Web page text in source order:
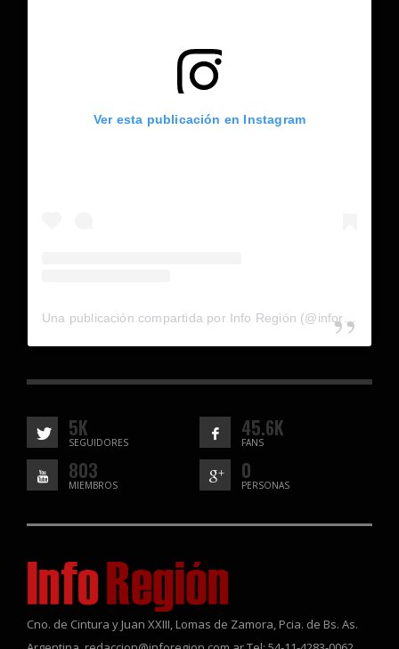
Ver esta publicación en Instagram
5K
SEGUIDORES
45.6K
FANS
803
MIEMBROS
0
PERSONAS
Cno. de Cintura y Juan XXIII, Lomas de Zamora, Pcia. de Bs. As.